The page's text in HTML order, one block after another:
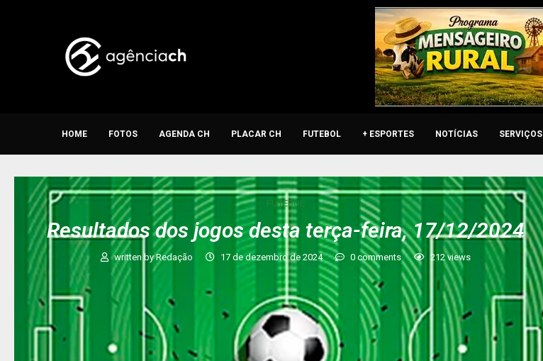
HOME FOTOS AGENDA CH PLACAR CH FUTEBOL + ESPORTES NOTÍCIAS SERVIÇOS
FUTEBOL
Resultados dos jogos desta terça-feira, 17/12/2024
written byRedação 17 de dezembro de 2024 0 comments 212views